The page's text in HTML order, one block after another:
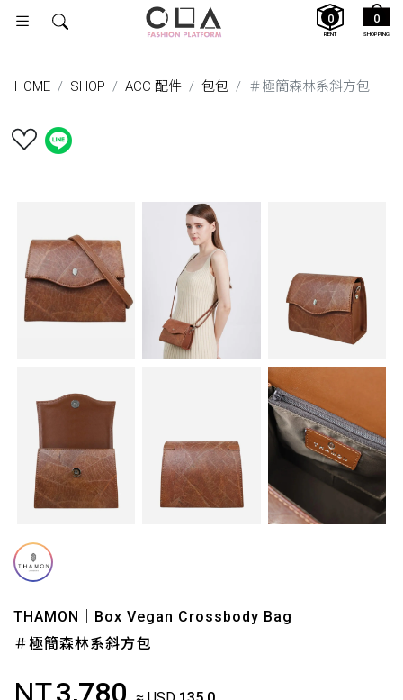
SHOPPING
0
RENT
0
HOME SHOP ACC 配件 包包 ＃極簡森林系斜方包
THAMON｜Box Vegan Crossbody Bag
＃極簡森林系斜方包
NT3,780